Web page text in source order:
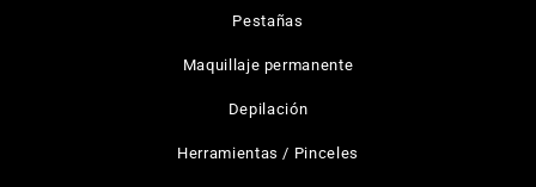
Pestañas
Maquillaje permanente
Depilación
Herramientas / Pinceles